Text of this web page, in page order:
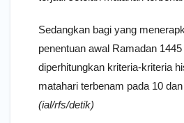
Sedangkan bagi yang
penentuan awal Ramadan
diperhitungkan kriteria-kriteria
matahari terbenam pada 10
(ial/rfs/detik)